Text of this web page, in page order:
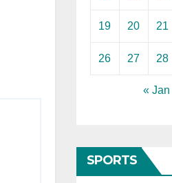
19 20 21
26 27 28
« Jan
SPORTS